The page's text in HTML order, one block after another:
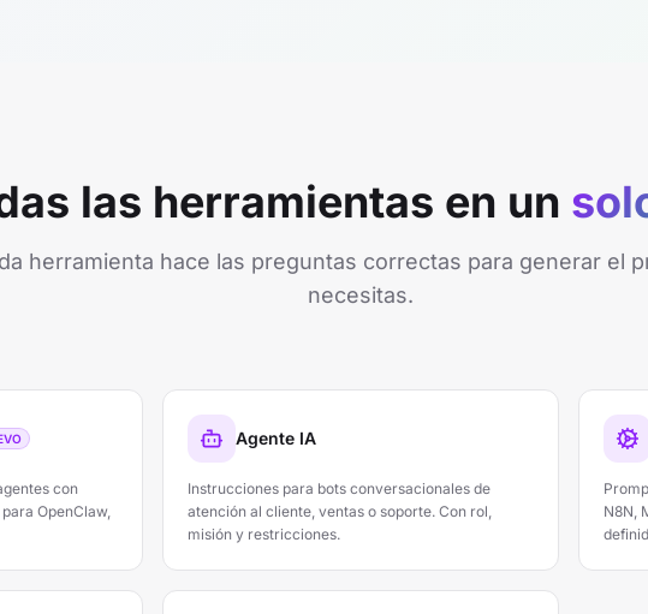
las herramientas en un
herramienta hace las preguntas correctas para generar el
necesitas.
con
OpenClaw,
Agente IA
Instrucciones para bots conversacionales de
atención al cliente, ventas o soporte. Con rol,
misión y restricciones.
N8N,